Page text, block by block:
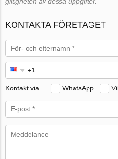
giltigheten av dessa uppgifter.
KONTAKTA FÖRETAGET
Kontakt via... WhatsApp